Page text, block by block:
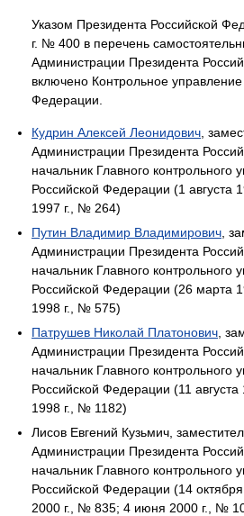
Указом Президента Российской
г. № 400 в перечень
Администрации Президента
включено Контрольное
Федерации.
Кудрин Алексей Леонидович ,
Администрации Президента
начальник Главного контрольного
Российской Федерации (1 августа
1997 г., № 264)
Путин Владимир Владимирович ,
Администрации Президента
начальник Главного контрольного
Российской Федерации (26 марта
1998 г., № 575)
Патрушев Николай Платонович ,
Администрации Президента
начальник Главного контрольного
Российской Федерации (11
1998 г., № 1182)
Лисов Евгений Кузьмич,
Администрации Президента
начальник Главного контрольного
Российской Федерации (14
2000 г., № 835; 4 июня 2000 г., №